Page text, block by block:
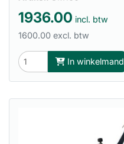
1936.00 incl. btw
1600.00 excl. btw
In winkelmand